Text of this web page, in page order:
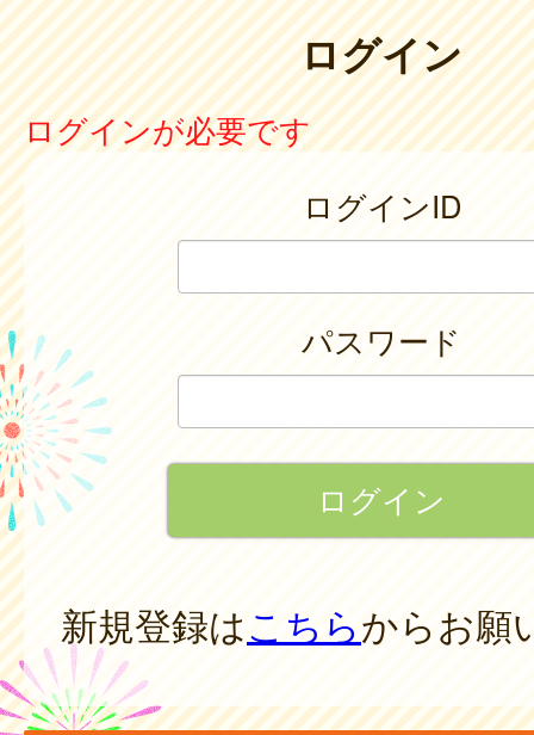
ログイン
ログインが必要です
ログインID
パスワード
新規登録はこちらからお願